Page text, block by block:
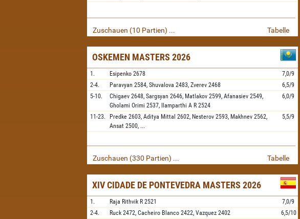
Zuschauen (10 Partien) ... Tabelle
OSKEMEN MASTERS 2026
1. Esipenko 2678
7,0/9
2-4.
Paravyan 2584,Shuvalova 2483,Zverev 2468
6,5/9
5-10.
Chigaev 2648,Sargsyan 2646, Matlakov 2599,Afanasiev 2549,
Gholami Orimi 2537, Ilamparthi A R 2524
6,0/9
11-23. Predke 2603,Aditya Mittal 2602, Nesterov 2593, Makhnev 2562,
Ansat 2500, ...
5,5/9
Zuschauen (330 Partien) ... Tabelle
XIV CIDADE DE PONTEVEDRA MASTERS 2026
1. Raja Rithvik R 2521
7,0/9
2-4.
Ruck 2472,Cacheiro Blanco 2422,Vazquez 2402
6,5/10